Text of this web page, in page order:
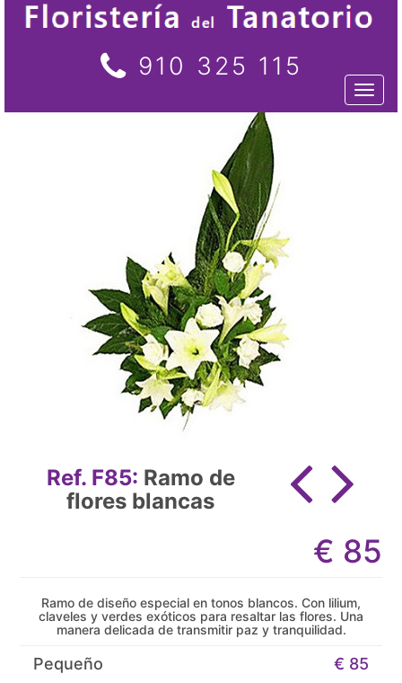
910 325 115
Ref. F85: Ramo de
flores blancas
€ 85
Ramo de diseño especial en tonos blancos. Con lilium,
claveles y verdes exóticos para resaltar las flores. Una
manera delicada de transmitir paz y tranquilidad.
Pequeño
€ 85